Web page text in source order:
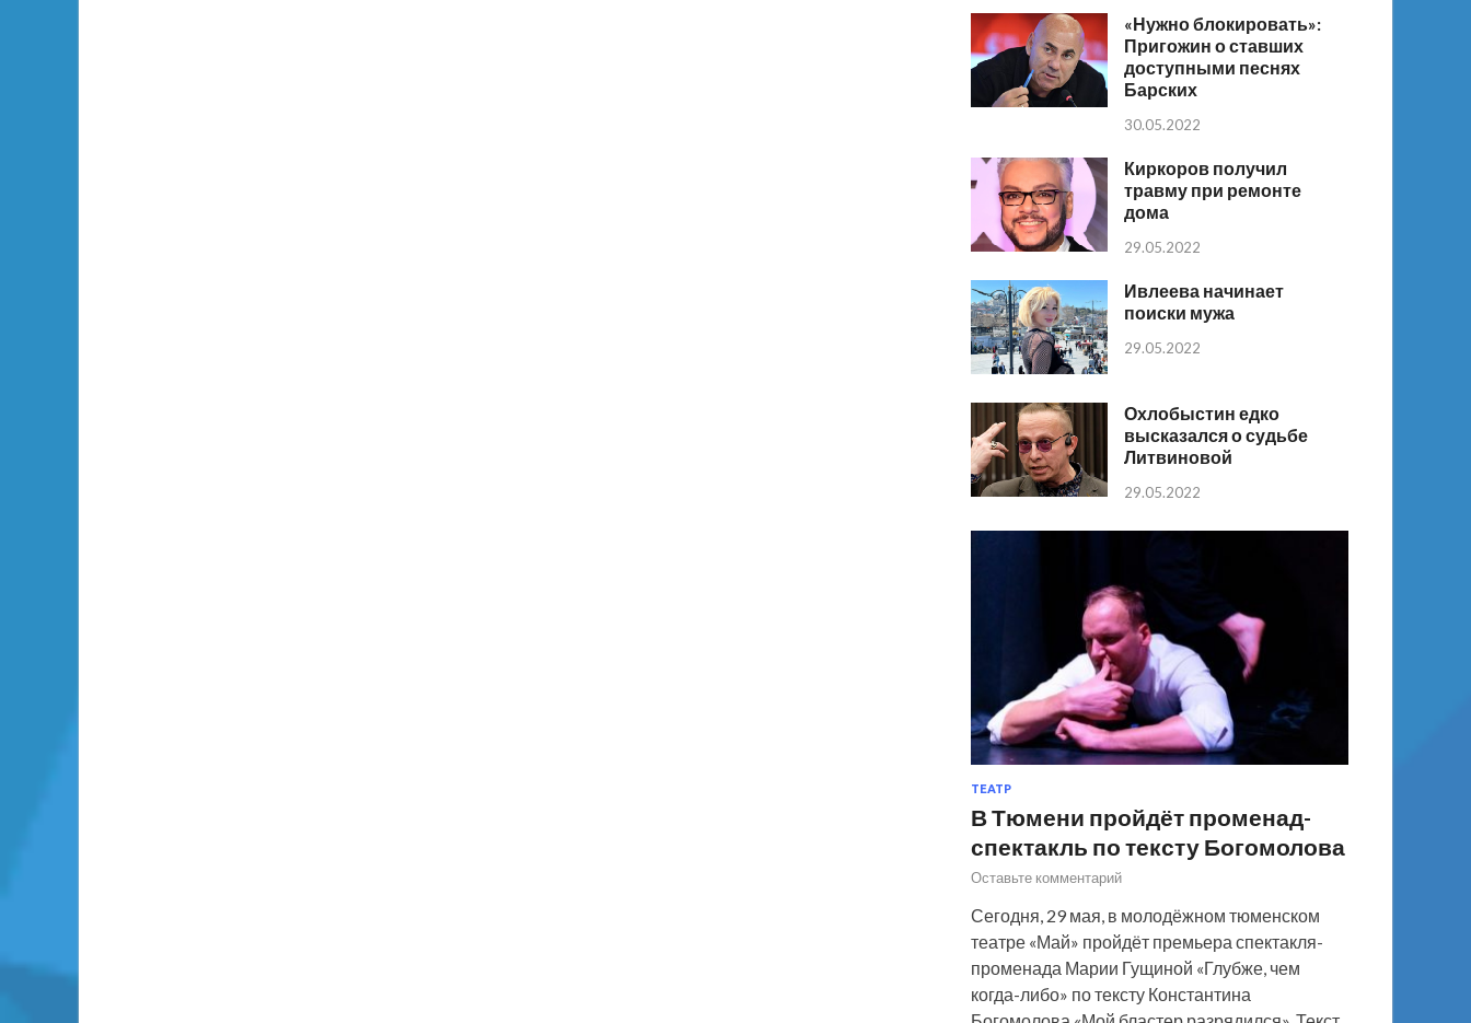
«Нужно блокировать»:
Пригожин о ставших
доступными песнях
Барских
30.05.2022
Киркоров получил
травму при ремонте
дома
29.05.2022
Ивлеева начинает
поиски мужа
29.05.2022
Охлобыстин едко
высказался о судьбе
Литвиновой
29.05.2022
ТЕАТР
В Тюмени пройдёт променад-
спектакль по тексту Богомолова
Оставьте комментарий
Сегодня, 29 мая, в молодёжном тюменском
театре «Май» пройдёт премьера спектакля-
променада Марии Гущиной «Глубже, чем
когда-либо» по тексту Константина